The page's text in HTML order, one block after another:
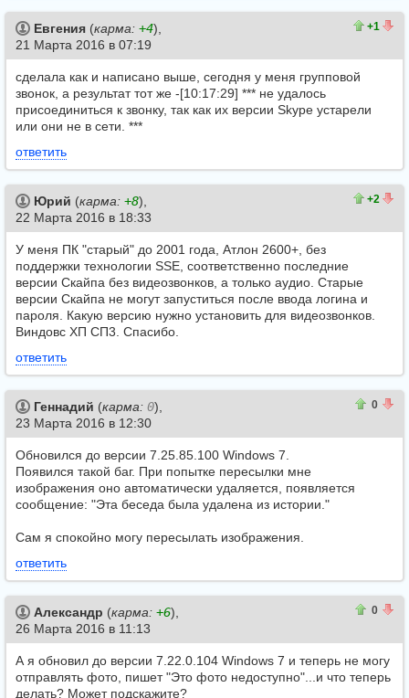
+1
Евгения (карма: +4),
21 Марта 2016 в 07:19
сделала как и написано выше, сегодня у меня групповой
звонок, а результат тот же -[10:17:29] *** не удалось
присоединиться к звонку, так как их версии Skype устарели
или они не в сети. ***
ответить
+2
Юрий (карма: +8),
22 Марта 2016 в 18:33
У меня ПК "старый" до 2001 года, Атлон 2600+, без
поддержки технологии SSE, соответственно последние
версии Скайпа без видеозвонков, а только аудио. Старые
версии Скайпа не могут запуститься после ввода логина и
пароля. Какую версию нужно установить для видеозвонков.
Виндовс ХП СП3. Спасибо.
ответить
0
Геннадий (карма: 0),
23 Марта 2016 в 12:30
Обновился до версии 7.25.85.100 Windows 7.
Появился такой баг. При попытке пересылки мне
изображения оно автоматически удаляется, появляется
сообщение: "Эта беседа была удалена из истории."
Сам я спокойно могу пересылать изображения.
ответить
0
Александр (карма: +6),
26 Марта 2016 в 11:13
А я обновил до версии 7.22.0.104 Windows 7 и теперь не могу
отправлять фото, пишет "Это фото недоступно"...и что теперь
делать? Может подскажите?